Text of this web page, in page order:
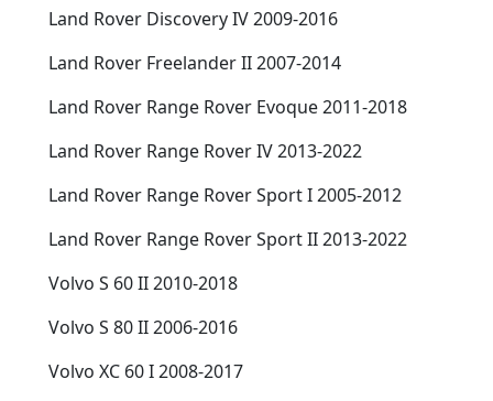
Land Rover Discovery IV 2009-2016
Land Rover Freelander II 2007-2014
Land Rover Range Rover Evoque 2011-2018
Land Rover Range Rover IV 2013-2022
Land Rover Range Rover Sport I 2005-2012
Land Rover Range Rover Sport II 2013-2022
Volvo S 60 II 2010-2018
Volvo S 80 II 2006-2016
Volvo XC 60 I 2008-2017